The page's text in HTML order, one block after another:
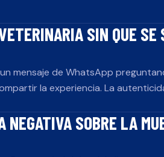
SIN QUE SE
mensaje de WhatsApp
la experiencia. La
NEGATIVA SOBRE LA